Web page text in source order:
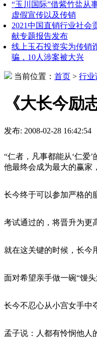
“玉川国际”借紫竹盐从
虚假宣传以及传销
2021中国直销行业社会
献专题报告发布
线上玉石投资实为传销
骗，10人涉案被大兴
当前位置： 首页 > 行业
《大长今
发布: 2008-02-28
“仁者，凡事都能从‘仁爱
他最终会成为最大的赢家
长今终于可以参加严格的
考试通过的，将晋升为更
就在这关键的时候，长今
面对希望亲手做一碗“馒
长今不忍心从小宫女手中
孟子说：人都有怜悯他人